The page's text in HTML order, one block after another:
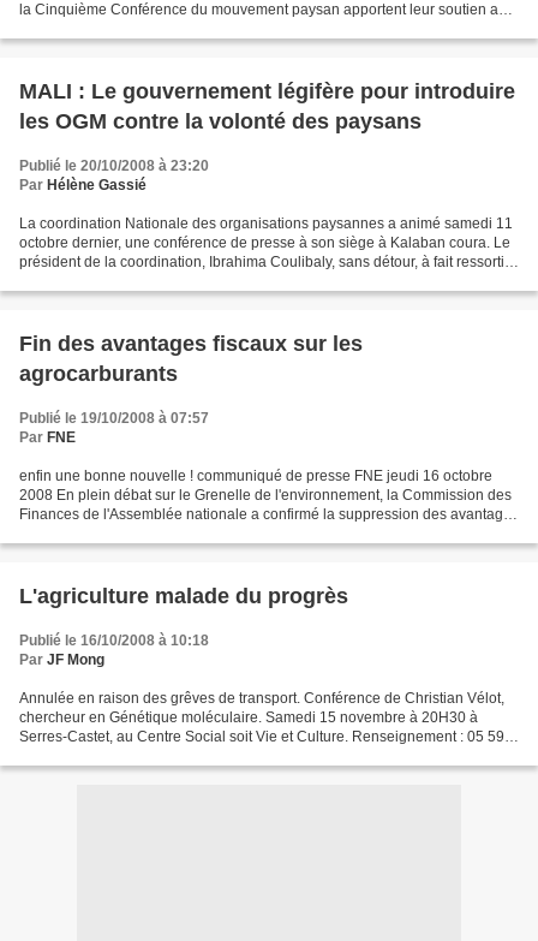
la Cinquième Conférence du mouvement paysan apportent leur soutien aux
MALI : Le gouvernement légifère pour introduire
les OGM contre la volonté des paysans
Publié le 20/10/2008 à 23:20
Par Hélène Gassié
La coordination Nationale des organisations paysannes a animé samedi 11
octobre dernier, une conférence de presse à son siège à Kalaban coura. Le
président de la coordination, Ibrahima Coulibaly, sans détour, à fait ressortir
Fin des avantages fiscaux sur les
agrocarburants
Publié le 19/10/2008 à 07:57
Par FNE
enfin une bonne nouvelle ! communiqué de presse FNE jeudi 16 octobre
2008 En plein débat sur le Grenelle de l'environnement, la Commission des
Finances de l'Assemblée nationale a confirmé la suppression des avantages
L'agriculture malade du progrès
Publié le 16/10/2008 à 10:18
Par JF Mong
Annulée en raison des grêves de transport. Conférence de Christian Vélot,
chercheur en Génétique moléculaire. Samedi 15 novembre à 20H30 à
Serres-Castet, au Centre Social soit Vie et Culture. Renseignement : 05 59